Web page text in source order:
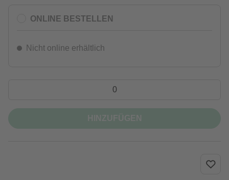
ONLINE BESTELLEN
Nicht online erhältlich